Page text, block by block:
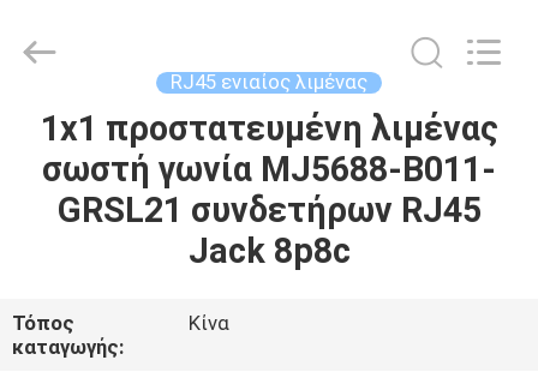
ΣΠΊΤΙ
ΠΡΟΪΌΝΤΑ
ΕΜΕΊΣ
Rights
RJ45 ενιαίος λιμένας
1x1 προστατευμένη λιμένας
σωστή γωνία MJ5688-B011-
GRSL21 συνδετήρων RJ45
Jack 8p8c
Τόπος
καταγωγής:
Κίνα